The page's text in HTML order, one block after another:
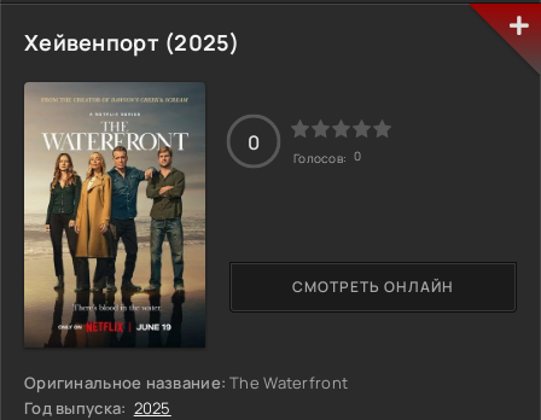
Фишер, Конранда или Джереми, влюбленных в нее со
страшной силой. Казалось, что прошлое лето сблизило ее
со вторым, и все шло к созданию отношений и романтики,
но в город возвращается первый брат. Былые чувства
вспыхивают с новой силой и бьют в самое сердце Белли.
Стивен, братец главной героини, пытается поддержать
сестру в ее непростой ситуации, но внимание его больше
уделено собственным проблемам с девушками. Лорел,
мать Конклин, переживает за детей, как и Сюзанна, мама
влюбленных братьев. У женщин есть и собственные
жизненные события, не менее насыщенные. Бейлли
суждено сделать главный выбор на ближайшие годы, и
любовь перекликается с учебой, планами на взрослую
жизнь и работу.
Хейвенпорт (2025)
Оригинальное название: The Waterfront
Год выпуска: 2025
СМОТРЕТЬ ОНЛАЙН
0
Голосов: 0